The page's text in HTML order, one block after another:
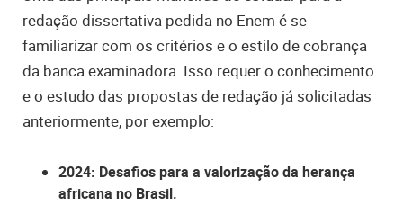
redação dissertativa pedida no Enem é se
familiarizar com os critérios e o estilo de cobrança
da banca examinadora. Isso requer o conhecimento
e o estudo das propostas de redação já solicitadas
anteriormente, por exemplo:
2024: Desafios para a valorização da herança
africana no Brasil.